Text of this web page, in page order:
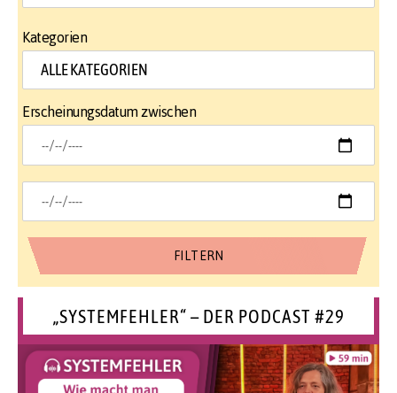
Kategorien
Erscheinungsdatum zwischen
„SYSTEMFEHLER“ – DER PODCAST #29